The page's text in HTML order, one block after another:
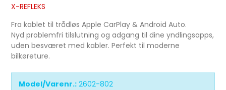
X-REFLEKS
Fra kablet til trådløs Apple CarPlay & Android Auto.
Nyd problemfri tilslutning og adgang til dine yndlingsapps,
uden besværet med kabler. Perfekt til moderne
bilkøreture.
Model/Varenr.: 2602-802